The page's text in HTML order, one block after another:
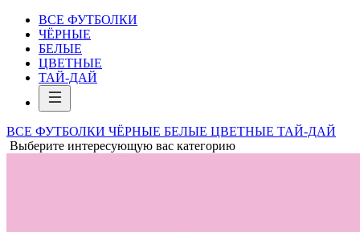
ВСЕ ФУТБОЛКИ
ЧЁРНЫЕ
БЕЛЫЕ
ЦВЕТНЫЕ
ТАЙ-ДАЙ
ВСЕ ФУТБОЛКИ ЧЁРНЫЕ БЕЛЫЕ ЦВЕТНЫЕ ТАЙ-ДАЙ
Выберите интересующую вас категорию